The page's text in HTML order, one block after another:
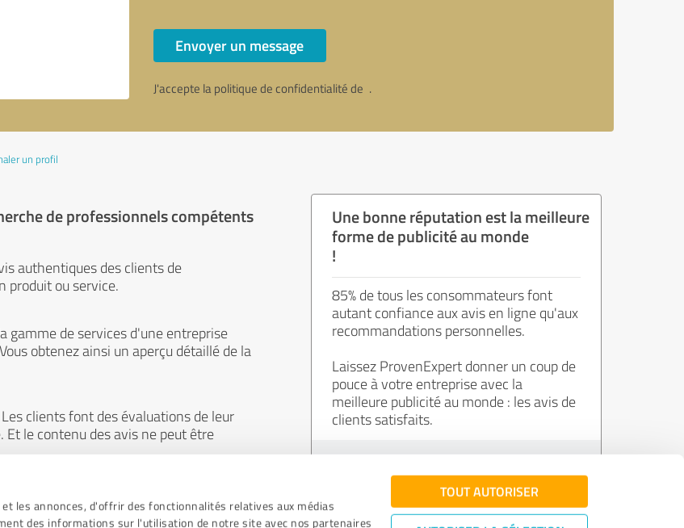
les annonces, d'offrir des fonctionnalités relatives aux médias
des informations sur l'utilisation de notre site avec nos partenaires
TOUT AUTORISER
Envoyer un message
J'accepte la politique de confidentialité de .
un profil
de professionnels compétents
authentiques des clients de
produit ou service.
gamme de services d'une entreprise
obtenez ainsi un aperçu détaillé de la
clients font des évaluations de leur
le contenu des avis ne peut être
Une bonne réputation est la meilleure
forme de publicité au monde
!
85% de tous les consommateurs font
autant confiance aux avis en ligne qu'aux
recommandations personnelles.
Laissez ProvenExpert donner un coup de
pouce à votre entreprise avec la
meilleure publicité au monde : les avis de
clients satisfaits.
Inscrivez-vous gratuitement !